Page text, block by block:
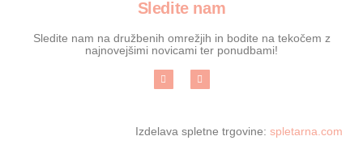
Sledite nam
Sledite nam na družbenih omrežjih in bodite na tekočem z
najnovejšimi novicami ter ponudbami!
Izdelava spletne trgovine: spletarna.com